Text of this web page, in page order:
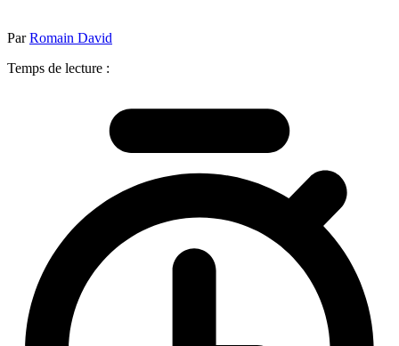
ParRomain David
Temps de lecture :